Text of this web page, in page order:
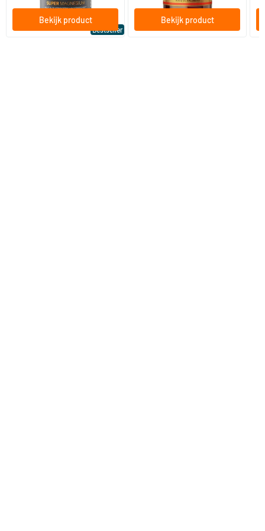
Bestseller
Bekijk product Bekijk product